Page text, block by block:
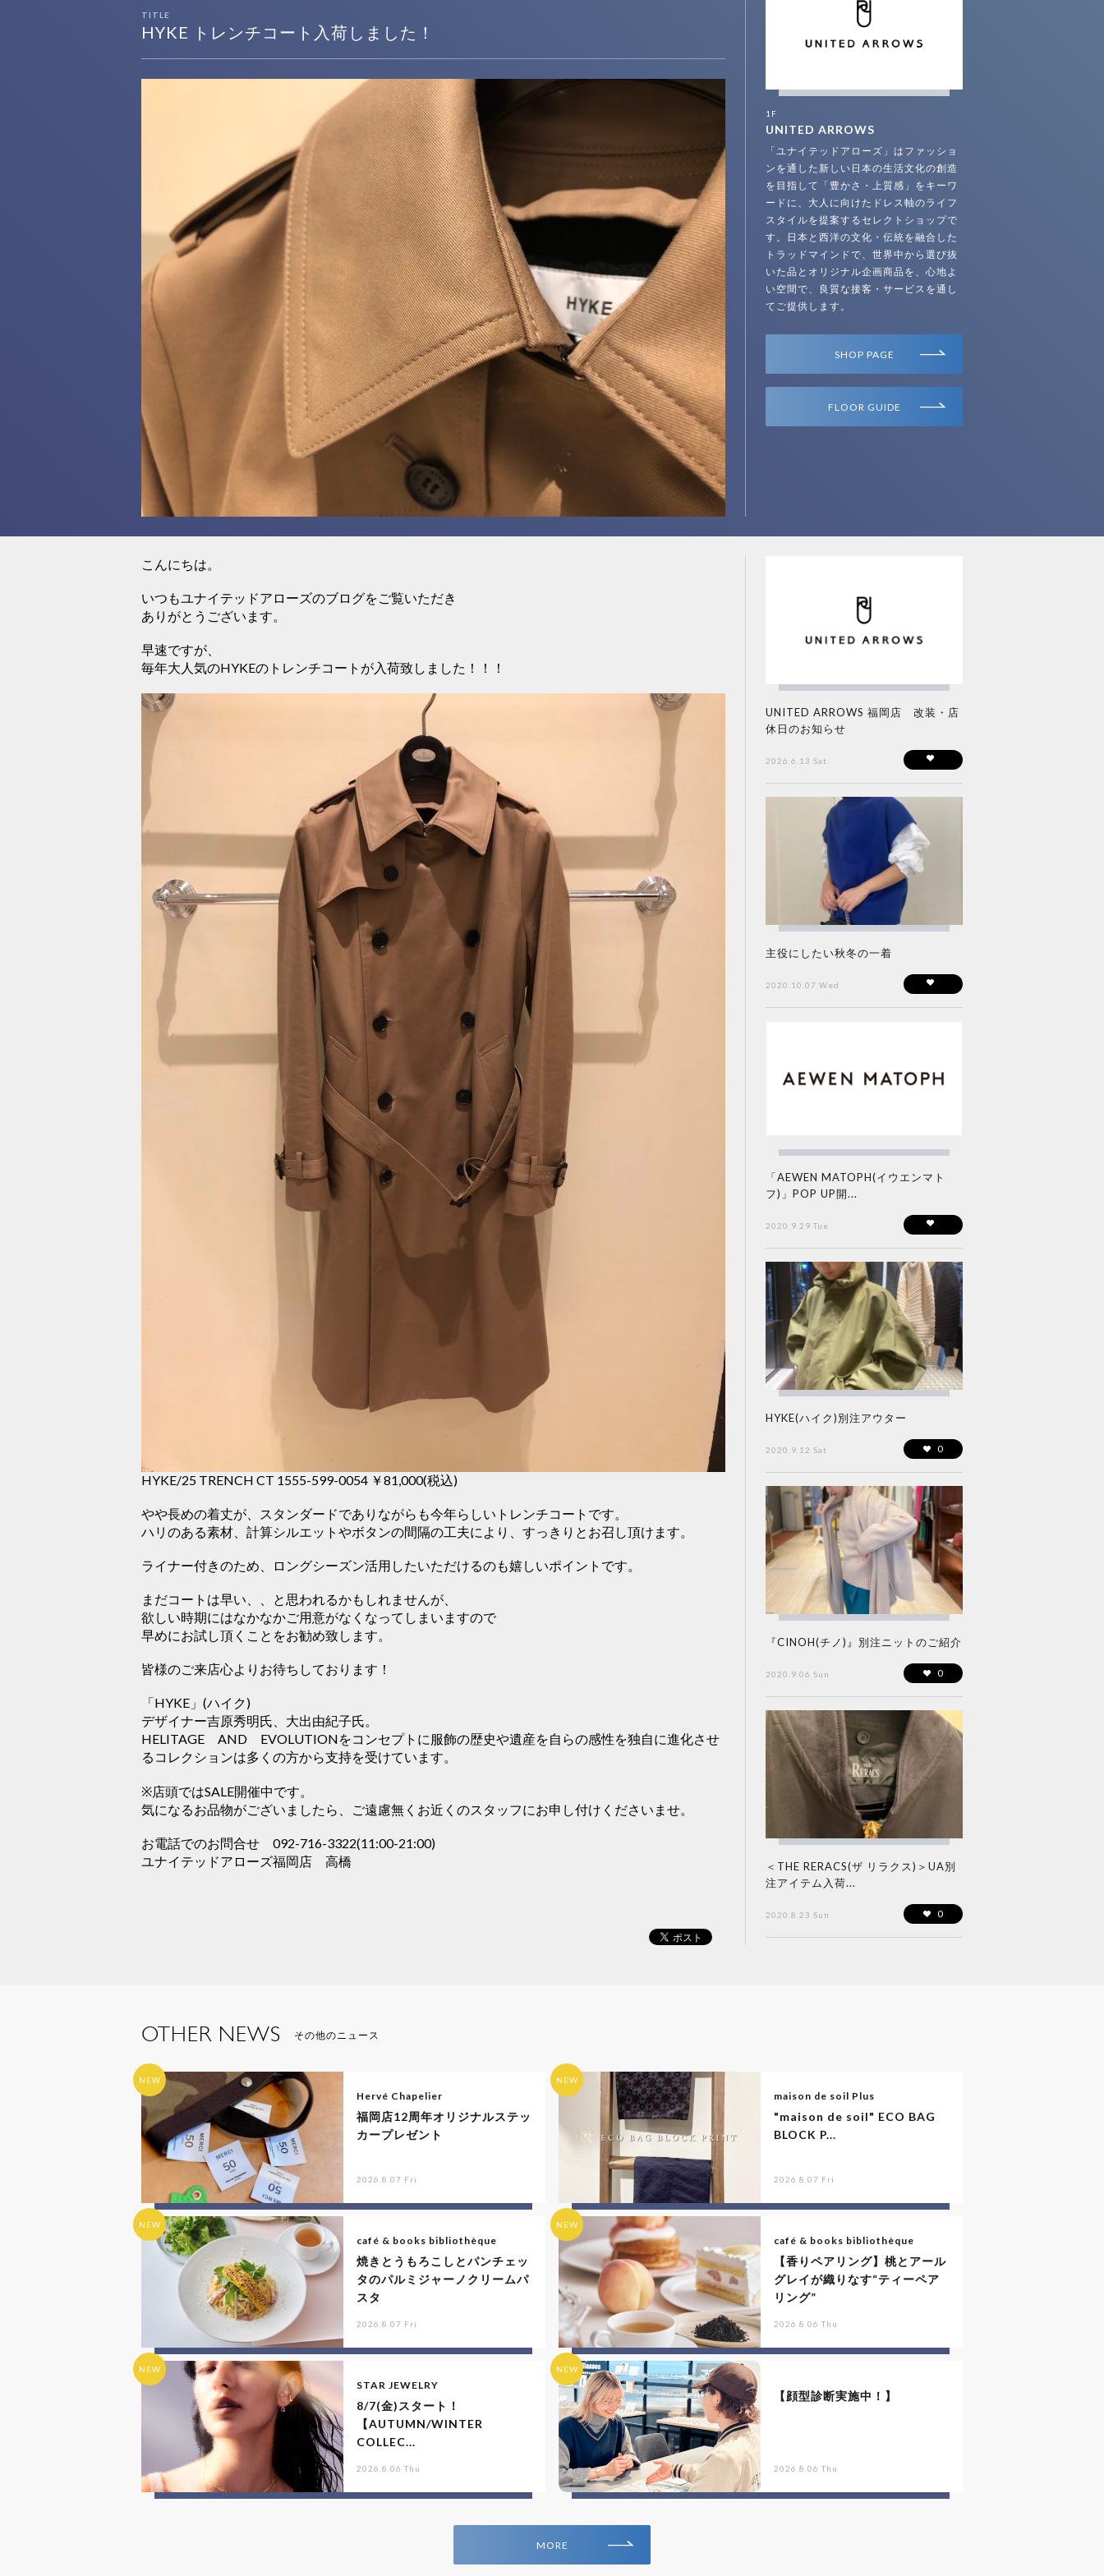
TITLE
HYKE トレンチコート入荷しました！
1F
UNITED ARROWS
「ユナイテッドアローズ」はファッショ
ンを通した新しい日本の生活文化の創造
を目指して「豊かさ・上質感」をキーワ
ードに、大人に向けたドレス軸のライフ
スタイルを提案するセレクトショップで
す。日本と西洋の文化・伝統を融合した
トラッドマインドで、世界中から選び抜
いた品とオリジナル企画商品を、心地よ
い空間で、良質な接客・サービスを通し
てご提供します。
SHOP PAGE
FLOOR GUIDE
こんにちは。
いつもユナイテッドアローズのブログをご覧いただき
ありがとうございます。
早速ですが、
毎年大人気のHYKEのトレンチコートが入荷致しました！！！
HYKE/25 TRENCH CT 1555-599-0054 ￥81,000(税込)
やや長めの着丈が、スタンダードでありながらも今年らしいトレンチコートです。
ハリのある素材、計算シルエットやボタンの間隔の工夫により、すっきりとお召し頂けます。
ライナー付きのため、ロングシーズン活用したいただけるのも嬉しいポイントです。
まだコートは早い、、と思われるかもしれませんが、
欲しい時期にはなかなかご用意がなくなってしまいますので
早めにお試し頂くことをお勧め致します。
皆様のご来店心よりお待ちしております！
「HYKE」(ハイク)
デザイナー吉原秀明氏、大出由紀子氏。
HELITAGE AND EVOLUTIONをコンセプトに服飾の歴史や遺産を自らの感性を独自に進化させ
るコレクションは多くの方から支持を受けています。
※店頭ではSALE開催中です。
気になるお品物がございましたら、ご遠慮無くお近くのスタッフにお申し付けくださいませ。
お電話でのお問合せ 092-716-3322(11:00-21:00)
ユナイテッドアローズ福岡店 高橋
UNITED ARROWS 福岡店 改装・店
休日のお知らせ
2026.6.13 Sat
主役にしたい秋冬の一着
2020.10.07 Wed
「AEWEN MATOPH(イウエンマト
フ)」POP UP開...
2020.9.29 Tue
HYKE(ハイク)別注アウター
2020.9.12 Sat 0
『CINOH(チノ)』別注ニットのご紹介
2020.9.06 Sun 0
＜THE RERACS(ザ リラクス)＞UA別
注アイテム入荷...
2020.8.23 Sun 0
OTHER NEWS その他のニュース
NEW
Hervé Chapelier
福岡店12周年オリジナルステッ
カープレゼント
2026.8.07 Fri
NEW
maison de soil Plus
"maison de soil" ECO BAG
BLOCK P...
2026.8.07 Fri
NEW
café & books bibliothèque
焼きとうもろこしとパンチェッ
タのパルミジャーノクリームパ
スタ
2026.8.07 Fri
NEW
café & books bibliothèque
【香りペアリング】桃とアール
グレイが織りなす“ティーペア
リング”
2026.8.06 Thu
NEW
STAR JEWELRY
8/7(金)スタート！
【AUTUMN/WINTER
COLLEC...
2026.8.06 Thu
NEW
【顔型診断実施中！】
2026.8.06 Thu
MORE